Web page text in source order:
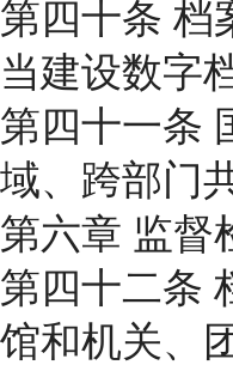
第四十条 档
当建设数字
第四十一条
域、跨部门
第六章 监督
第四十二条
馆和机关、